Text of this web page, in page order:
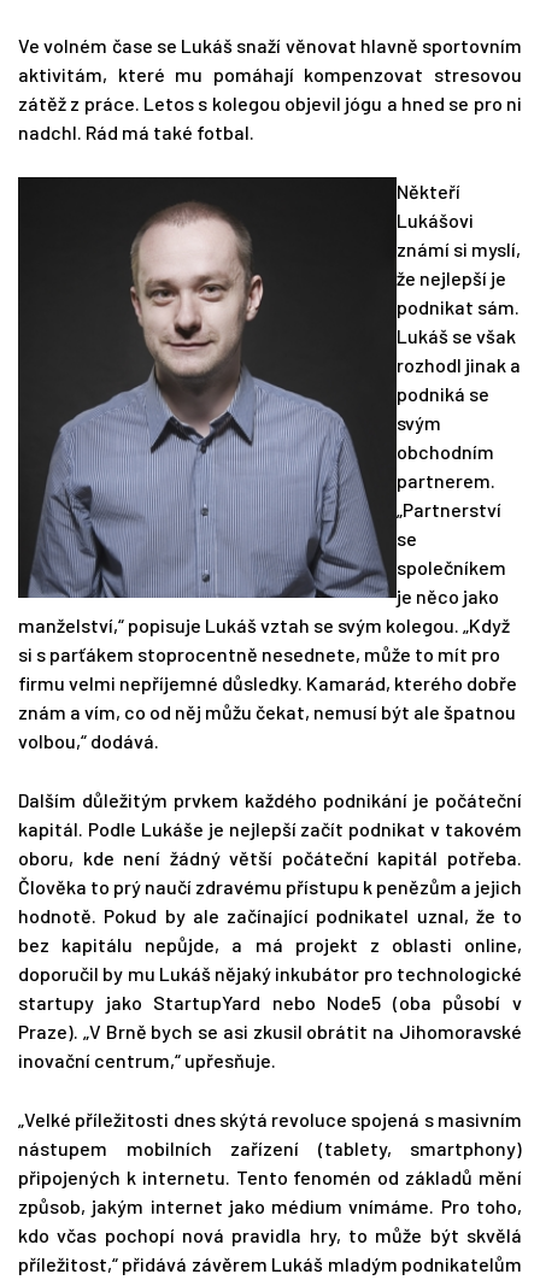
Ve volném čase se Lukáš snaží věnovat hlavně sportovním
aktivitám, které mu pomáhají kompenzovat stresovou
zátěž z práce. Letos s kolegou objevil jógu a hned se pro ni
nadchl. Rád má také fotbal.
Někteří
Lukášovi
známí si myslí,
že nejlepší je
podnikat sám.
Lukáš se však
rozhodl jinak a
podniká se
svým
obchodním
partnerem.
„Partnerství
se
společníkem
je něco jako
manželství,“ popisuje Lukáš vztah se svým kolegou. „Když
si s parťákem stoprocentně nesednete, může to mít pro
firmu velmi nepříjemné důsledky. Kamarád, kterého dobře
znám a vím, co od něj můžu čekat, nemusí být ale špatnou
volbou,“ dodává.
Dalším důležitým prvkem každého podnikání je počáteční
kapitál. Podle Lukáše je nejlepší začít podnikat v takovém
oboru, kde není žádný větší počáteční kapitál potřeba.
Člověka to prý naučí zdravému přístupu k penězům a jejich
hodnotě. Pokud by ale začínající podnikatel uznal, že to
bez kapitálu nepůjde, a má projekt z oblasti online,
doporučil by mu Lukáš nějaký inkubátor pro technologické
startupy jako StartupYard nebo Node5 (oba působí v
Praze). „V Brně bych se asi zkusil obrátit na Jihomoravské
inovační centrum,“ upřesňuje.
„Velké příležitosti dnes skýtá revoluce spojená s masivním
nástupem mobilních zařízení (tablety, smartphony)
připojených k internetu. Tento fenomén od základů mění
způsob, jakým internet jako médium vnímáme. Pro toho,
kdo včas pochopí nová pravidla hry, to může být skvělá
příležitost,“ přidává závěrem Lukáš mladým podnikatelům